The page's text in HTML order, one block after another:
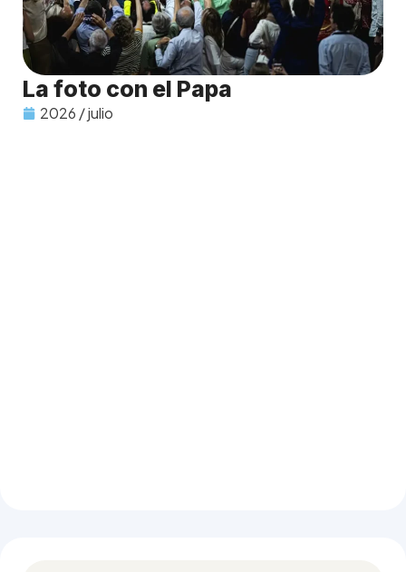
La foto con el Papa
2026 / julio